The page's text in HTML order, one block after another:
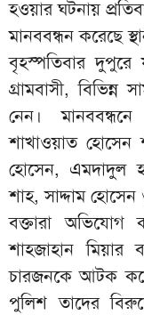
হওয়ার ঘটনায়
মানববন্ধন করেছে
বৃহস্পতিবার দুপুরে
গ্রামবাসী,
নেন।
শাখাওয়াত হোসেন
হোসেন, এমদাদুল
শাহ, সাদ্দাম
বক্তারা অভিযোগ
শাহজাহান মিয়ার
চারজনকে আটক
পুলিশ তাদের